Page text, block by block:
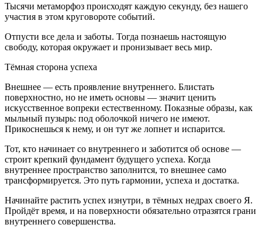
Тысячи метаморфоз происходят каждую секунду, без нашего
участия в этом круговороте событий.
Отпусти все дела и заботы. Тогда познаешь настоящую
свободу, которая окружает и пронизывает весь мир.
Тёмная сторона успеха
Внешнее — есть проявление внутреннего. Блистать
поверхностно, но не иметь основы — значит ценить
искусственное вопреки естественному. Показные образы, как
мыльный пузырь: под оболочкой ничего не имеют.
Прикоснешься к нему, и он тут же лопнет и испарится.
Тот, кто начинает со внутреннего и заботится об основе —
строит крепкий фундамент будущего успеха. Когда
внутреннее пространство заполнится, то внешнее само
трансформируется. Это путь гармонии, успеха и достатка.
Начинайте растить успех изнутри, в тёмных недрах своего Я.
Пройдёт время, и на поверхности обязательно отразятся грани
внутреннего совершенства.